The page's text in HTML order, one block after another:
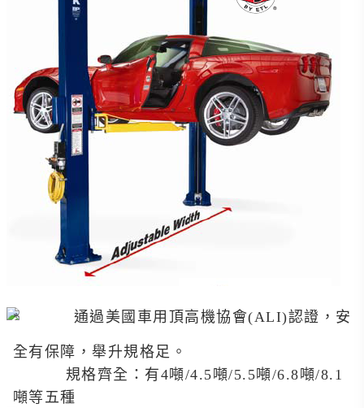
通過美國車用頂高機協會(ALI)認證，安
全有保障，舉升規格足。
規格齊全：有4噸/4.5噸/5.5噸/6.8噸/8.1
噸等五種